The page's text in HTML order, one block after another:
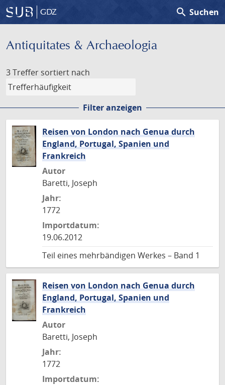
GDZ search Suchen
Antiquitates & Archaeologia
3 Treffer sortiert nach
Filter anzeigen
Reisen von London nach Genua durch
England, Portugal, Spanien und
Frankreich
Autor
Baretti, Joseph
Jahr:
1772
Importdatum:
19.06.2012
Teil eines mehrbändigen Werkes – Band 1
Reisen von London nach Genua durch
England, Portugal, Spanien und
Frankreich
Autor
Baretti, Joseph
Jahr:
1772
Importdatum: